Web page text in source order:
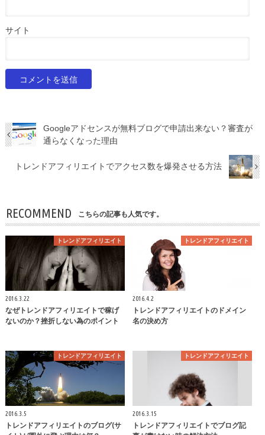
サイト
Googleアドセンスが無料ブログで申請出来ない？審査が
通らなくなった理由
トレンドアフィリエイトでアクセス数を爆発させる方法
RECOMMEND こちらの記事も人気です。
トレンドアフィリエイト
2016.3.22
なぜトレンドアフィリエイトで稼げ
ないのか？挫折しない為のポイント
トレンドアフィリエイト
2016.4.2
トレンドアフィリエイトのドメイン
名の決め方
トレンドアフィリエイト
2016.3.5
トレンドアフィリエイトのブログ(サ
トレンドアフィリエイト
2016.3.15
トレンドアフィリエイトでブログ記